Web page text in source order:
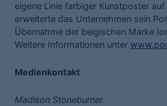
eigene Linie farbiger Kunstposter
erweiterte das Unternehmen sein
Übernahme der belgischen Marke
Weitere Informationen unter
Medienkontakt
Madison Stoneburner